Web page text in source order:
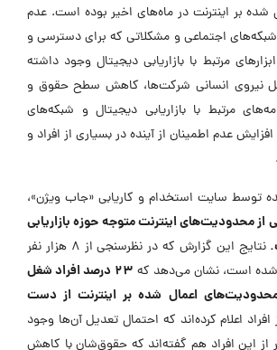
بر اینترنت در ماه‌های اخیر بوده است. عدم
اجتماعی و مشکلاتی که برای دسترسی و
مرتبط با بازاریابی دیجیتال وجود داشته
نیروی انسانی شرکت‌ها، کاهش سطح حقوق و
مرتبط با بازاریابی دیجیتال و شبکه‌های
عدم اطمینان از آینده در بسیاری از افراد و
توسط سایت استخدام و کاریابی «جاب ویژن»،
محدودیت‌های اینترنت متوجه حوزه بازاریابی
نتایج این گزارش که در نظرسنجی از 8 هزار نفر
است، نشان می‌دهد که
۲۳ درصد افراد شغل
اعمال شده بر اینترنت از دست
افراد اعلام کرده‌اند که احتمال تعدیل آن‌ها وجود
دیگر از این افراد هم گفته‌اند که حقوق‌شان با کاهش